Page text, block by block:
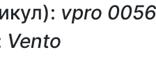
vpro 0056
Vento